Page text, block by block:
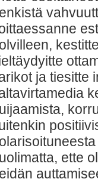
ja tiesitte
ette